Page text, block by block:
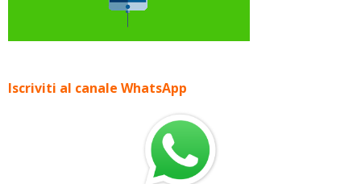
Iscriviti al canale WhatsApp